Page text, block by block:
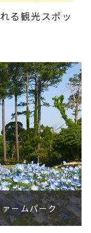
る観光スポッ